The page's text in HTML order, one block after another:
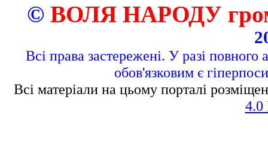
© ВОЛЯ НАРОДУ
Всі права застережені. У разі повного
обов'язковим є
Всі матеріали на цьому порталі
4.0